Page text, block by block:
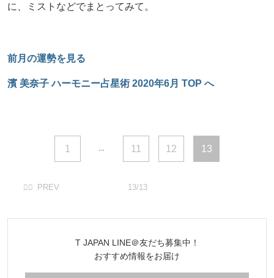
に、ミストなどでまとってみて。
前月の運勢を見る
濱 美奈子 ハーモニー占星術 2020年6月 TOP へ
1 11 12 13
13/13
T JAPAN LINE＠友だち募集中！
おすすめ情報をお届け